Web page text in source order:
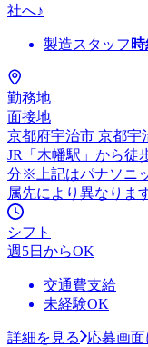
社へ♪
製造スタッフ
勤務地
面接地
京都府宇治市 京都
JR「木幡駅」から徒
分※上記はパナソニ
属先により異なりま
シフト
週5日からOK
交通費支給
未経験OK
詳細を見る
応募画